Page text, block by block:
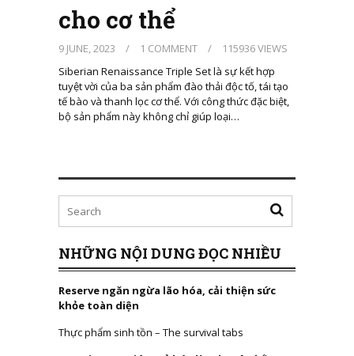
cho cơ thể
9 JUNE, 2023 / 1 COMMENT /
115936 VIEWS
Siberian Renaissance Triple Set là sự kết hợp
tuyệt vời của ba sản phẩm đào thải độc tố, tái tạo
tế bào và thanh lọc cơ thể. Với công thức đặc biệt,
bộ sản phẩm này không chỉ giúp loại…
NHỮNG NỘI DUNG ĐỌC NHIỀU
Reserve ngăn ngừa lão hóa, cải thiện sức
khỏe toàn diện
Thực phẩm sinh tồn – The survival tabs